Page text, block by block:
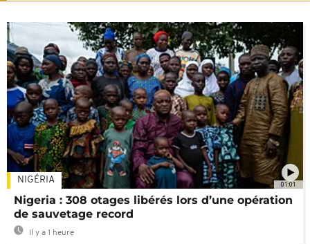
01:01
NIGÉRIA
Nigeria : 308 otages libérés lors d’une opération
de sauvetage record
Il y a 1 heure